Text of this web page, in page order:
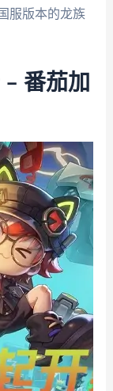
服版本的龙族
番茄加